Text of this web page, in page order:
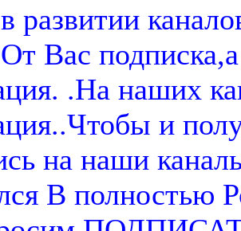
развитии
Вас
.На наших
и
на наши
В полностью